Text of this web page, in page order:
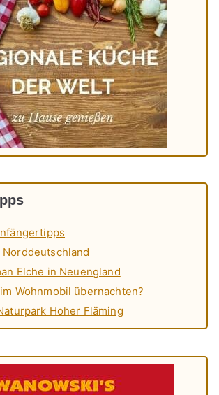
Elche in Neuengland
Wohnmobil übernachten?
Hoher Fläming